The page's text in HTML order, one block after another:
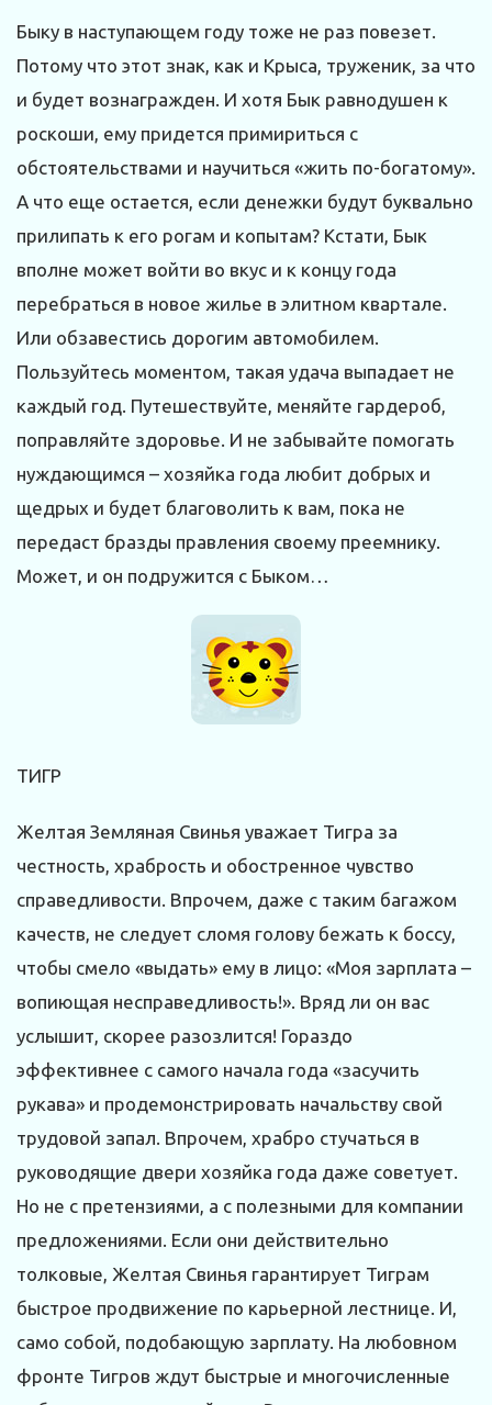
Быку в наступающем году тоже не раз повезет.
Потому что этот знак, как и Крыса, труженик, за что
и будет вознагражден. И хотя Бык равнодушен к
роскоши, ему придется примириться с
обстоятельствами и научиться «жить по-богатому».
А что еще остается, если денежки будут буквально
прилипать к его рогам и копытам? Кстати, Бык
вполне может войти во вкус и к концу года
перебраться в новое жилье в элитном квартале.
Или обзавестись дорогим автомобилем.
Пользуйтесь моментом, такая удача выпадает не
каждый год. Путешествуйте, меняйте гардероб,
поправляйте здоровье. И не забывайте помогать
нуждающимся – хозяйка года любит добрых и
щедрых и будет благоволить к вам, пока не
передаст бразды правления своему преемнику.
Может, и он подружится с Быком…
ТИГР
Желтая Земляная Свинья уважает Тигра за
честность, храбрость и обостренное чувство
справедливости. Впрочем, даже с таким багажом
качеств, не следует сломя голову бежать к боссу,
чтобы смело «выдать» ему в лицо: «Моя зарплата –
вопиющая несправедливость!». Вряд ли он вас
услышит, скорее разозлится! Гораздо
эффективнее с самого начала года «засучить
рукава» и продемонстрировать начальству свой
трудовой запал. Впрочем, храбро стучаться в
руководящие двери хозяйка года даже советует.
Но не с претензиями, а с полезными для компании
предложениями. Если они действительно
толковые, Желтая Свинья гарантирует Тиграм
быстрое продвижение по карьерной лестнице. И,
само собой, подобающую зарплату. На любовном
фронте Тигров ждут быстрые и многочисленные